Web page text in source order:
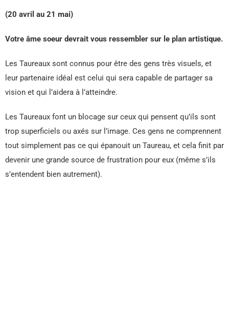
(20 avril au 21 mai)
Votre âme soeur devrait vous ressembler sur le plan artistique.
Les Taureaux sont connus pour être des gens très visuels, et
leur partenaire idéal est celui qui sera capable de partager sa
vision et qui l’aidera à l’atteindre.
Les Taureaux font un blocage sur ceux qui pensent qu’ils sont
trop superficiels ou axés sur l’image. Ces gens ne comprennent
tout simplement pas ce qui épanouit un Taureau, et cela finit par
devenir une grande source de frustration pour eux (même s’ils
s’entendent bien autrement).